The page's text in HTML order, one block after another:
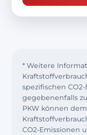
* Weitere
spezifischen
gegebenenfalls
PKW können
CO2-Emissionen